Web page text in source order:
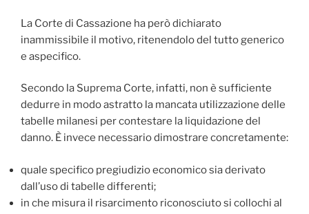
La Corte di Cassazione ha però dichiarato
inammissibile il motivo, ritenendolo del tutto generico
e aspecifico.
Secondo la Suprema Corte, infatti, non è sufficiente
dedurre in modo astratto la mancata utilizzazione delle
tabelle milanesi per contestare la liquidazione del
danno. È invece necessario dimostrare concretamente:
quale specifico pregiudizio economico sia derivato
dall’uso di tabelle differenti;
in che misura il risarcimento riconosciuto si collochi al